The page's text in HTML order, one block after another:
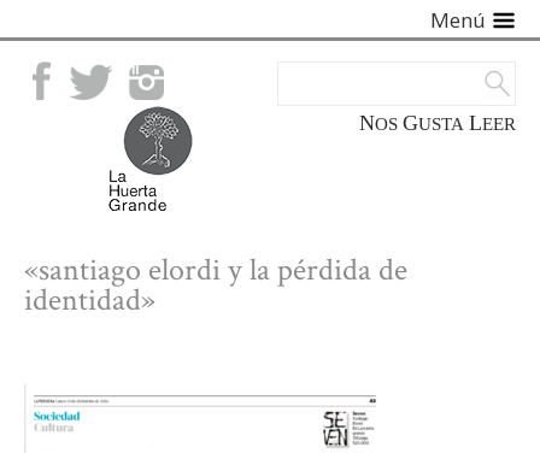
Facebook TwitterInstagram
NOS GUSTA LEER
Menú
«santiago elordi y la pérdida de
identidad»